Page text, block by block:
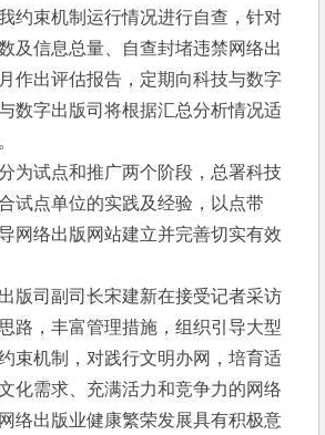
约束机制运行情况进行自查，针对
及信息总量、自查封堵违禁网络出
作出评估报告，定期向科技与数字
数字出版司将根据汇总分析情况适
为试点和推广两个阶段，总署科技
试点单位的实践及经验，以点带
网络出版网站建立并完善切实有效
版司副司长宋建新在接受记者采访
路，丰富管理措施，组织引导大型
束机制，对践行文明办网，培育适
化需求、充满活力和竞争力的网络
络出版业健康繁荣发展具有积极意